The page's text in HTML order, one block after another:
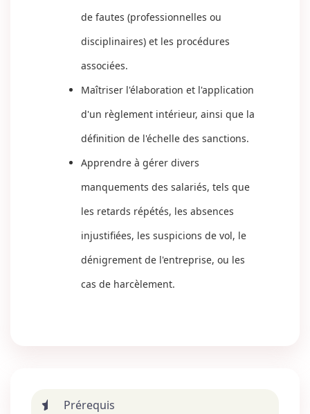
de fautes (professionnelles ou
disciplinaires) et les procédures
associées.
Maîtriser l'élaboration et l'application
d'un règlement intérieur, ainsi que la
définition de l'échelle des sanctions.
Apprendre à gérer divers
manquements des salariés, tels que
les retards répétés, les absences
injustifiées, les suspicions de vol, le
dénigrement de l'entreprise, ou les
cas de harcèlement.
Prérequis